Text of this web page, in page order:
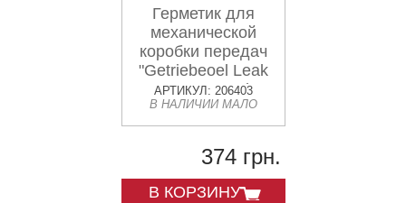
Герметик для
механической
коробки передач
"Getriebeoel Leak
Stop", 180ml
АРТИКУЛ: 206403
В НАЛИЧИИ МАЛО
374 грн.
В КОРЗИНУ